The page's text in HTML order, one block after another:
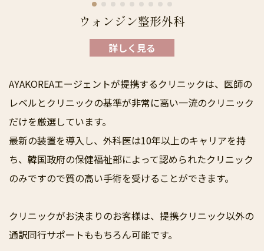
ウォンジン整形外科
AYAKOREAエージェントが提携するクリニックは、医師の
レベルとクリニックの基準が非常に高い一流のクリニック
だけを厳選しています。
最新の装置を導入し、外科医は10年以上のキャリアを持
ち、韓国政府の保健福祉部によって認められたクリニック
のみですので質の高い手術を受けることができます。
クリニックがお決まりのお客様は、提携クリニック以外の
通訳同行サポートももちろん可能です。